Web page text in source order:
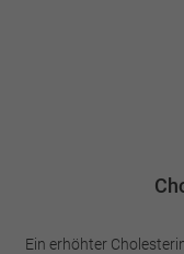
Ein erhöhter